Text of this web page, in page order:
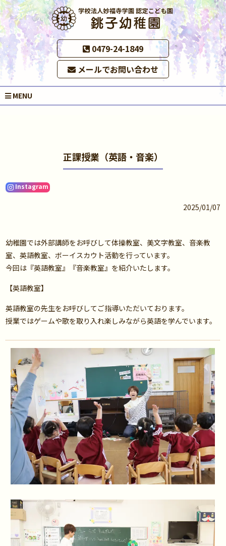
0479-24-1849
メールでお問い合わせ
MENU
正課授業（英語・音楽）
Instagram
2025/01/07
幼稚園では外部講師をお呼びして体操教室、美文字教室、音楽教
室、英語教室、ボーイスカウト活動を行っています。
今回は『英語教室』『音楽教室』を紹介いたします。
【英語教室】
英語教室の先生をお呼びしてご指導いただいております。
授業ではゲームや歌を取り入れ楽しみながら英語を学んでいます。